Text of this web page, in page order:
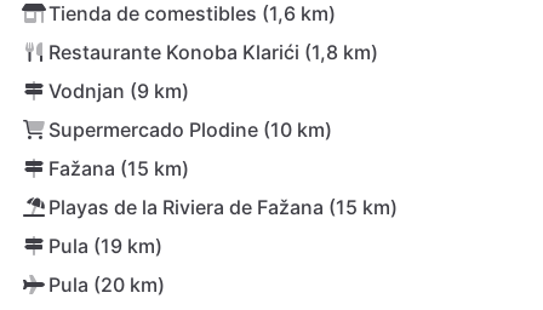
Tienda de comestibles (1,6 km)
Restaurante Konoba Klarići (1,8 km)
Vodnjan (9 km)
Supermercado Plodine (10 km)
Fažana (15 km)
Playas de la Riviera de Fažana (15 km)
Pula (19 km)
Pula (20 km)